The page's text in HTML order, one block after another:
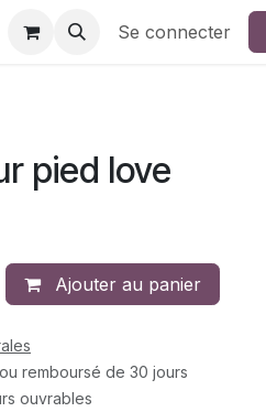
Se connecter
pied love
Ajouter au panier
remboursé de 30 jours
ouvrables